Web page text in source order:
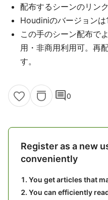
配布するシーンのリン
Houdiniのバージョンは
この手のシーン配布で
用・非商用利用可。再
す。
comment0
Register as a new
conveniently
You get articles that
You can efficiently